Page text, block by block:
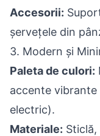
Accesorii:
șervețele din
3. Modern și
Paleta de culori:
accente vibrante
electric).
Materiale: